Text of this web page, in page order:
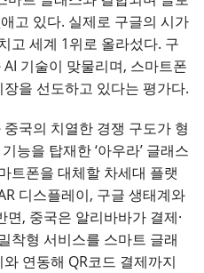
고 있다. 실제로 구글의 시가
고 세계 1위로 올라섰다. 구
기술이 맞물리며, 스마트폰
을 선도하고 있다는 평가다.
국의 치열한 경쟁 구도가 형
능을 탑재한 ‘아우라’ 글래스
트폰을 대체할 차세대 플랫
디스플레이, 구글 생태계와
, 중국은 알리바바가 결제·
착형 서비스를 스마트 글래
연동해 QR코드 결제까지